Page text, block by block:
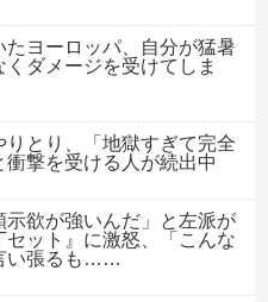
ヨーロッパ、自分が猛暑
ダメージを受けてしま
とり、「地獄すぎて完全
撃を受ける人が続出中
示欲が強いんだ」と左派が
セット』に激怒、「こんな
い張るも……